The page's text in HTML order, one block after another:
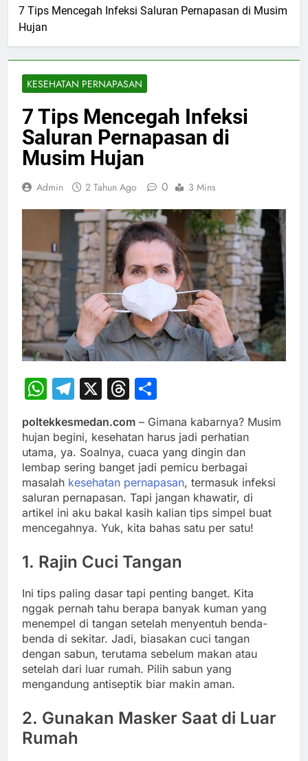
7 Tips Mencegah Infeksi Saluran Pernapasan di Musim
Hujan
KESEHATAN PERNAPASAN
7 Tips Mencegah Infeksi
Saluran Pernapasan di
Musim Hujan
Admin 2 Tahun Ago 0 3 Mins
WhatsApp
Telegram
X Threads
poltekkesmedan.com – Gimana kabarnya? Musim
hujan begini, kesehatan harus jadi perhatian
utama, ya. Soalnya, cuaca yang dingin dan
lembap sering banget jadi pemicu berbagai
masalah kesehatan pernapasan, termasuk infeksi
saluran pernapasan. Tapi jangan khawatir, di
artikel ini aku bakal kasih kalian tips simpel buat
mencegahnya. Yuk, kita bahas satu per satu!
1. Rajin Cuci Tangan
Ini tips paling dasar tapi penting banget. Kita
nggak pernah tahu berapa banyak kuman yang
menempel di tangan setelah menyentuh benda-
benda di sekitar. Jadi, biasakan cuci tangan
dengan sabun, terutama sebelum makan atau
setelah dari luar rumah. Pilih sabun yang
mengandung antiseptik biar makin aman.
2. Gunakan Masker Saat di Luar
Rumah